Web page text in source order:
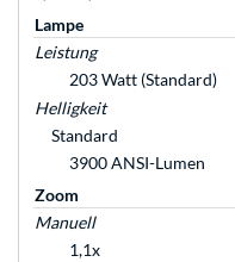
Lampe
Leistung
203 Watt (Standard)
Helligkeit
Standard
3900 ANSI-Lumen
Zoom
Manuell
1,1x